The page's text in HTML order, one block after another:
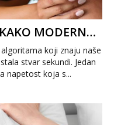
SEKS NA PRVU PORUKU? KAKO MODERNA KOMUNIKACIJA MIJENJA NAŠU INTIMU
koji znaju naše
stvar sekundi. Jedan
napetost koja s...